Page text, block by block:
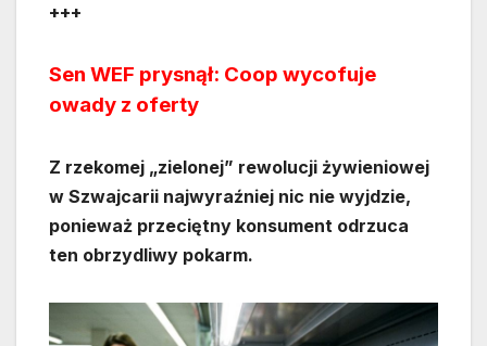
+++
Sen WEF prysnął: Coop wycofuje
owady z oferty
Z rzekomej „zielonej” rewolucji żywieniowej
w Szwajcarii najwyraźniej nic nie wyjdzie,
ponieważ przeciętny konsument odrzuca
ten obrzydliwy pokarm.